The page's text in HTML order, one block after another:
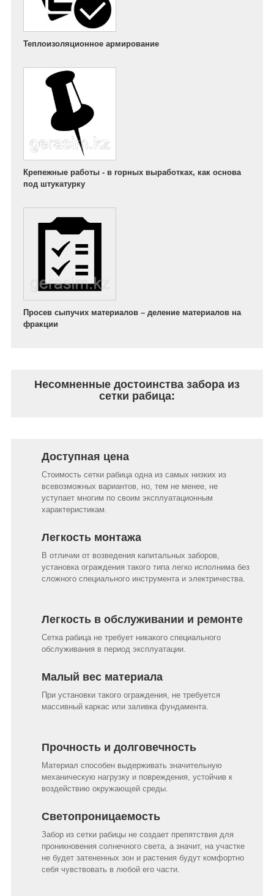
Теплоизоляционное армирование
Крепежные работы - в горных выработках, как основа
под штукатурку
Просев сыпучих материалов – деление материалов на
фракции
Несомненные достоинства забора из
сетки рабица:
Доступная цена
Стоимость сетки рабица одна из самых низких из
всевозможных вариантов, но, тем не менее, не
уступает многим по своим эксплуатационным
характеристикам.
Легкость монтажа
В отличии от возведения капитальных заборов,
установка ограждения такого типа легко исполнима без
сложного специального инструмента и электричества.
Легкость в обслуживании и ремонте
Сетка рабица не требует никакого специального
обслуживания в период эксплуатации.
Малый вес материала
При установки такого ограждения, не требуется
массивный каркас или заливка фундамента.
Прочность и долговечность
Материал способен выдерживать значительную
механическую нагрузку и повреждения, устойчив к
воздействию окружающей среды.
Светопроницаемость
Забор из сетки рабицы не создает препятствия для
проникновения солнечного света, а значит, на участке
не будет затененных зон и растения будут комфортно
себя чувствовать в любой его части.